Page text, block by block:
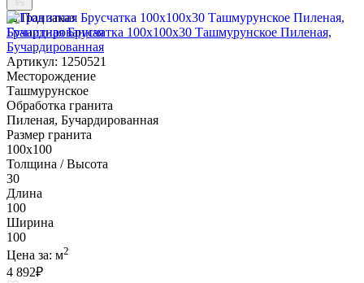
Под заказ
Гранитная Брусчатка 100х100x30 Ташмурунское Пиленая,
Бучардированная
Артикул: 1250521
Месторождение
Ташмурунское
Обработка гранита
Пиленая, Бучардированная
Размер гранита
100х100
Толщина / Высота
30
Длина
100
Ширина
100
Цена за: м2
4 892₽